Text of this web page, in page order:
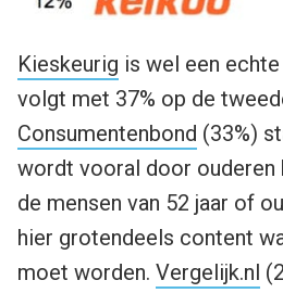
Kieskeurig is wel een
volgt met 37% op de
Consumentenbond (33%)
wordt vooral door ouderen
de mensen van 52 jaar of
hier grotendeels content
moet worden. Vergelijk.nl